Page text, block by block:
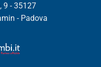
9 - 35127
- Padova